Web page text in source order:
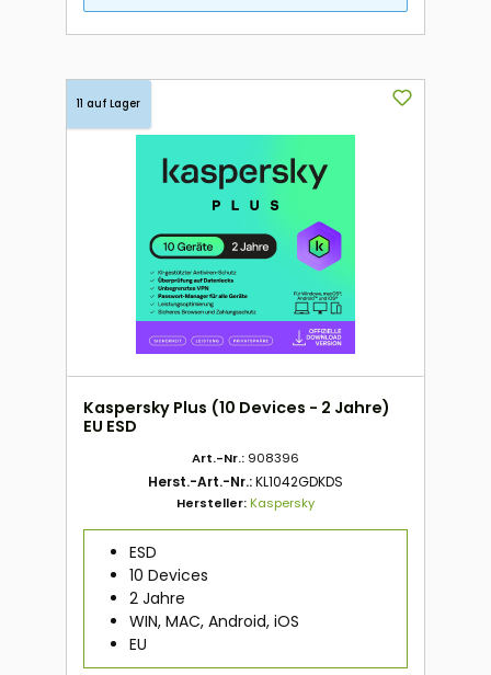
11 auf Lager
Kaspersky Plus (10 Devices - 2 Jahre)
EU ESD
Art.-Nr.: 908396
Herst.-Art.-Nr.:KL1042GDKDS
Hersteller:Kaspersky
ESD
10 Devices
2 Jahre
WIN, MAC, Android, iOS
EU